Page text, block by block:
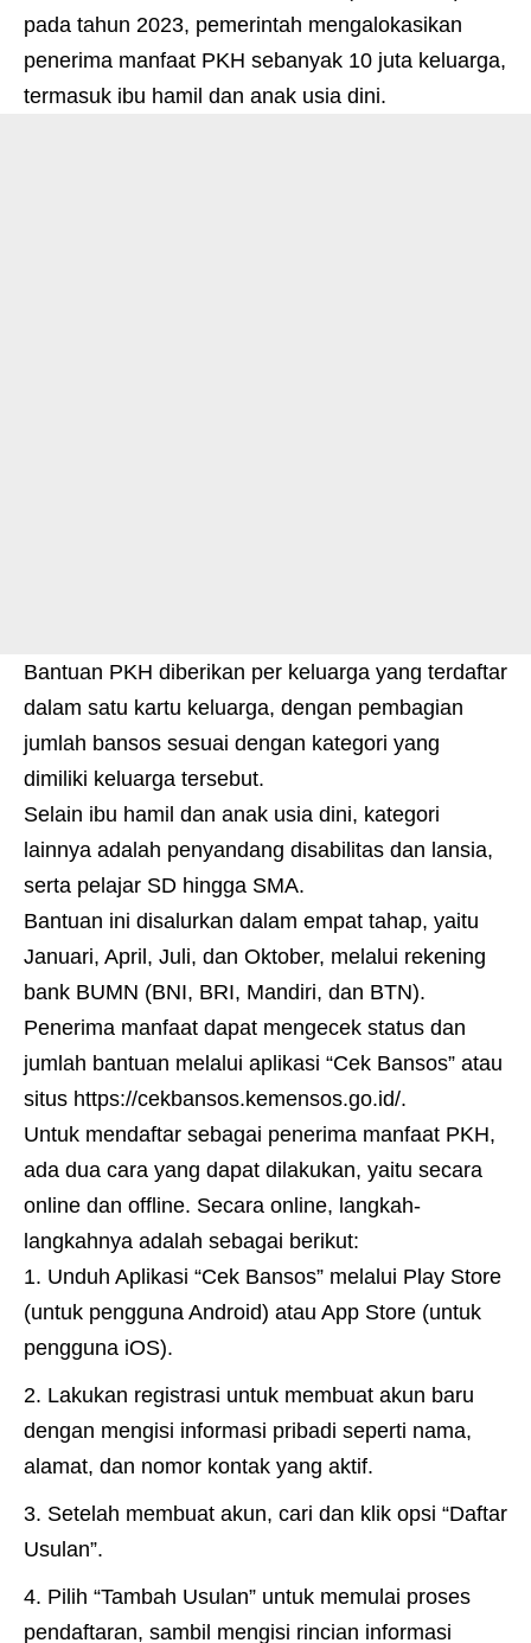
pada tahun 2023, pemerintah mengalokasikan
penerima manfaat PKH sebanyak 10 juta keluarga,
termasuk ibu hamil dan anak usia dini.
Bantuan PKH diberikan per keluarga yang terdaftar
dalam satu kartu keluarga, dengan pembagian
jumlah bansos sesuai dengan kategori yang
dimiliki keluarga tersebut.
Selain ibu hamil dan anak usia dini, kategori
lainnya adalah penyandang disabilitas dan lansia,
serta pelajar SD hingga SMA.
Bantuan ini disalurkan dalam empat tahap, yaitu
Januari, April, Juli, dan Oktober, melalui rekening
bank BUMN (BNI, BRI, Mandiri, dan BTN).
Penerima manfaat dapat mengecek status dan
jumlah bantuan melalui aplikasi “Cek Bansos” atau
situs https://cekbansos.kemensos.go.id/.
Untuk mendaftar sebagai penerima manfaat PKH,
ada dua cara yang dapat dilakukan, yaitu secara
online dan offline. Secara online, langkah-
langkahnya adalah sebagai berikut:
Unduh Aplikasi “Cek Bansos” melalui Play Store
(untuk pengguna Android) atau App Store (untuk
pengguna iOS).
Lakukan registrasi untuk membuat akun baru
dengan mengisi informasi pribadi seperti nama,
alamat, dan nomor kontak yang aktif.
Setelah membuat akun, cari dan klik opsi “Daftar
Usulan”.
Pilih “Tambah Usulan” untuk memulai proses
pendaftaran, sambil mengisi rincian informasi